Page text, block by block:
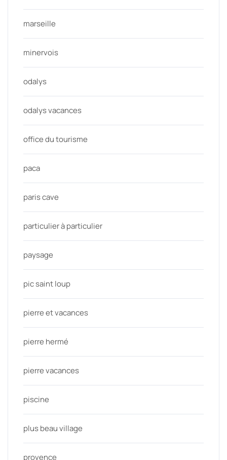
marseille
minervois
odalys
odalys vacances
office du tourisme
paca
paris cave
particulier à particulier
paysage
pic saint loup
pierre et vacances
pierre hermé
pierre vacances
piscine
plus beau village
provence